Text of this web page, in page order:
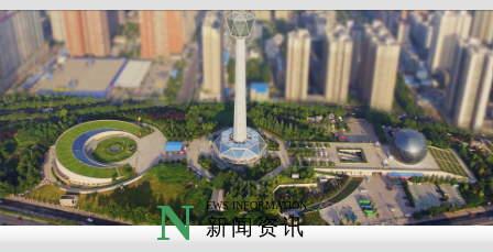
N EWS INFORMATION
新闻资讯